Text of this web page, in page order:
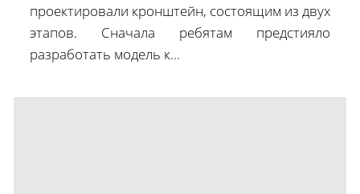
проектировали кронштейн, состоящим из двух
этапов. Сначала ребятам предстияло
разработать модель к...